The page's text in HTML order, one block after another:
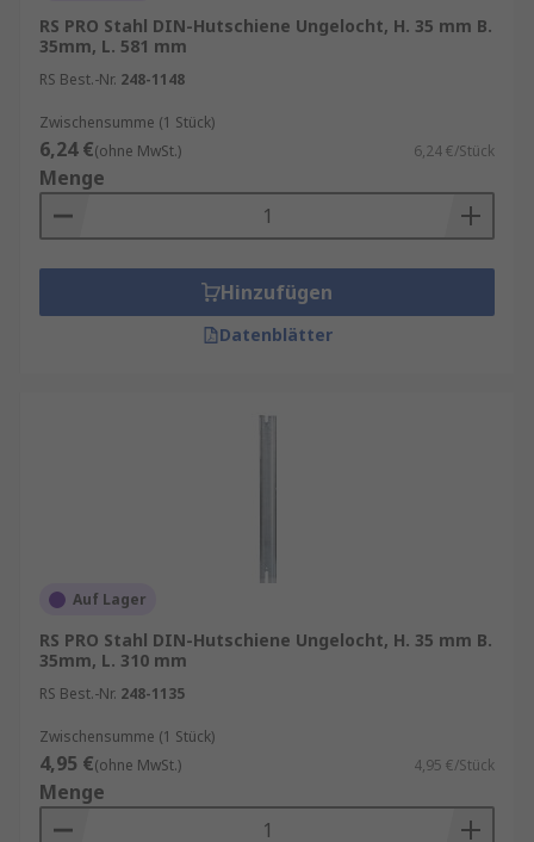
RS PRO Stahl DIN-Hutschiene Ungelocht, H. 35 mm B.
35mm, L. 581 mm
RS Best.-Nr. 248-1148
Zwischensumme (1 Stück)
6,24 €(ohne MwSt.) 6,24 €/Stück
Menge
Hinzufügen
Datenblätter
Auf Lager
RS PRO Stahl DIN-Hutschiene Ungelocht, H. 35 mm B.
35mm, L. 310 mm
RS Best.-Nr. 248-1135
Zwischensumme (1 Stück)
4,95 €(ohne MwSt.) 4,95 €/Stück
Menge